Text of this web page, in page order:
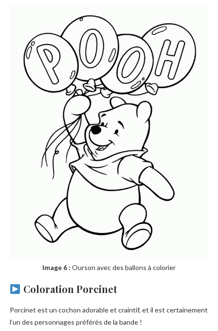
Image 6 : Ourson avec des ballons à colorier
Coloration Porcinet
Porcinet est un cochon adorable et craintif, et il est certainement
l’un des personnages préférés de la bande !